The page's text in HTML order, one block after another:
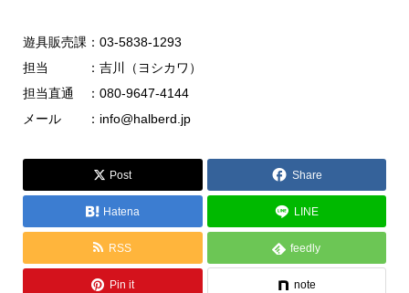
遊具販売課：03-5838-1293
担当 ：吉川（ヨシカワ）
担当直通 ：080-9647-4144
メール ：info@halberd.jp
Post Share
Hatena LINE
RSS feedly
Pin it note